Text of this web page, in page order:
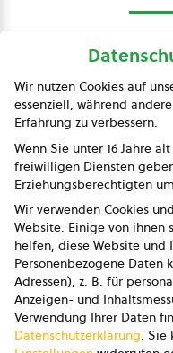
AGB
Wir nutzen Cookies auf
essenziell, während
Erfahrung zu verbessern.
Wenn Sie unter 16 Jahre
freiwilligen Diensten
Erziehungsberechtigten
Wir verwenden Cookies
Website. Einige von ihnen
helfen, diese Website und
Personenbezogene Daten
Adressen), z. B. für
Anzeigen- und
Verwendung Ihrer Daten
Datenschutzerklärung. Sie